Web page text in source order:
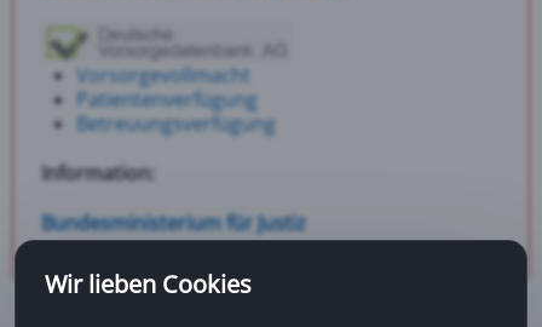
Vorsorgevollmacht
Patientenverfügung
Betreuungsverfügung
Information:
Bundesministerium für Justiz
Wir lieben Cookies